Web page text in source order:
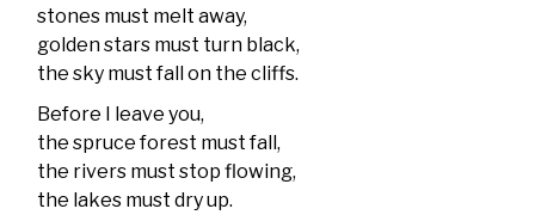
stones must melt away,
golden stars must turn black,
the sky must fall on the cliffs.
Before I leave you,
the spruce forest must fall,
the rivers must stop flowing,
the lakes must dry up.